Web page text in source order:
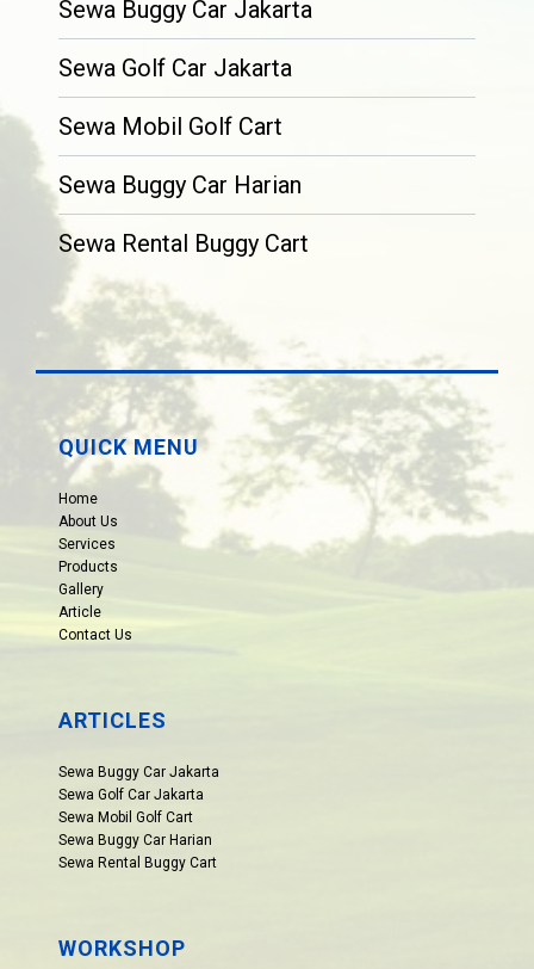
Sewa Buggy Car Jakarta
Sewa Golf Car Jakarta
Sewa Mobil Golf Cart
Sewa Buggy Car Harian
Sewa Rental Buggy Cart
QUICK MENU
Home
About Us
Services
Products
Gallery
Article
Contact Us
ARTICLES
Sewa Buggy Car Jakarta
Sewa Golf Car Jakarta
Sewa Mobil Golf Cart
Sewa Buggy Car Harian
Sewa Rental Buggy Cart
WORKSHOP